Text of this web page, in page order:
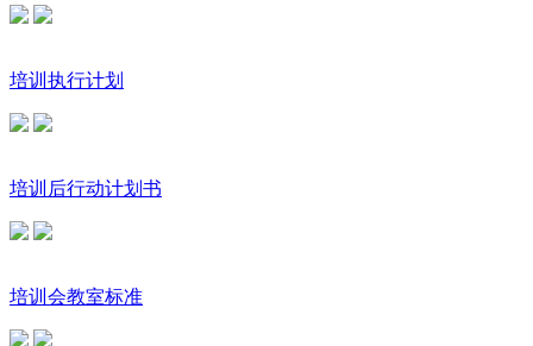
培训执行计划
培训后行动计划书
培训会教室标准